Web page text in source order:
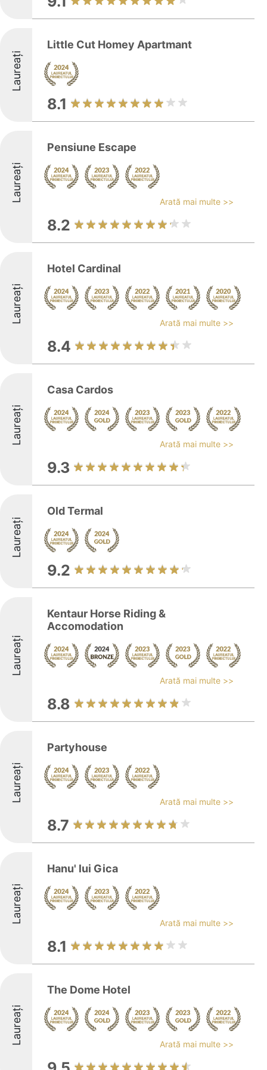
Laureați
Little Cut Homey Apartmant
8.1
Laureați
Pensiune Escape
Arată mai multe >>
8.2
Laureați
Hotel Cardinal
Arată mai multe >>
8.4
Laureați
Casa Cardos
Arată mai multe >>
9.3
Laureați
Old Termal
9.2
Laureați
Kentaur Horse Riding &
Accomodation
Arată mai multe >>
8.8
Laureați
Partyhouse
Arată mai multe >>
8.7
Laureați
Hanu' lui Gica
Arată mai multe >>
8.1
Laureați
The Dome Hotel
Arată mai multe >>